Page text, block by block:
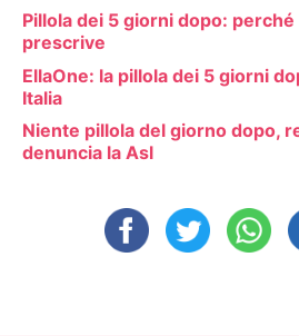
Pillola dei 5 giorni dopo:
prescrive
EllaOne: la pillola dei 5 giorni
Italia
Niente pillola del giorno dopo,
denuncia la Asl